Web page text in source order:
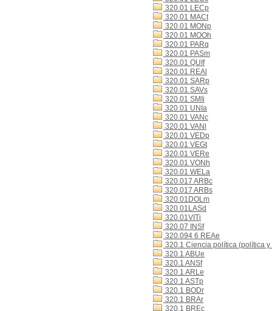
320.01 LECp
320.01 MACt
320.01 MONp
320.01 MOOh
320.01 PARq
320.01 PASm
320.01 QUIf
320.01 REAl
320.01 SARp
320.01 SAVs
320.01 SMIi
320.01 UNIa
320.01 VANc
320.01 VANl
320.01 VEDp
320.01 VEGt
320.01 VERe
320.01 VONh
320.01 WELa
320.017 ARBc
320.017 ARBs
320.01DOLm
320.01LASd
320.01VITi
320.07 INSf
320.094 6 REAe
320.1 Ciencia política (política
320.1 ABUe
320.1 ANSf
320.1 ARLe
320.1 ASTp
320.1 BODr
320.1 BRAr
320.1 BREc